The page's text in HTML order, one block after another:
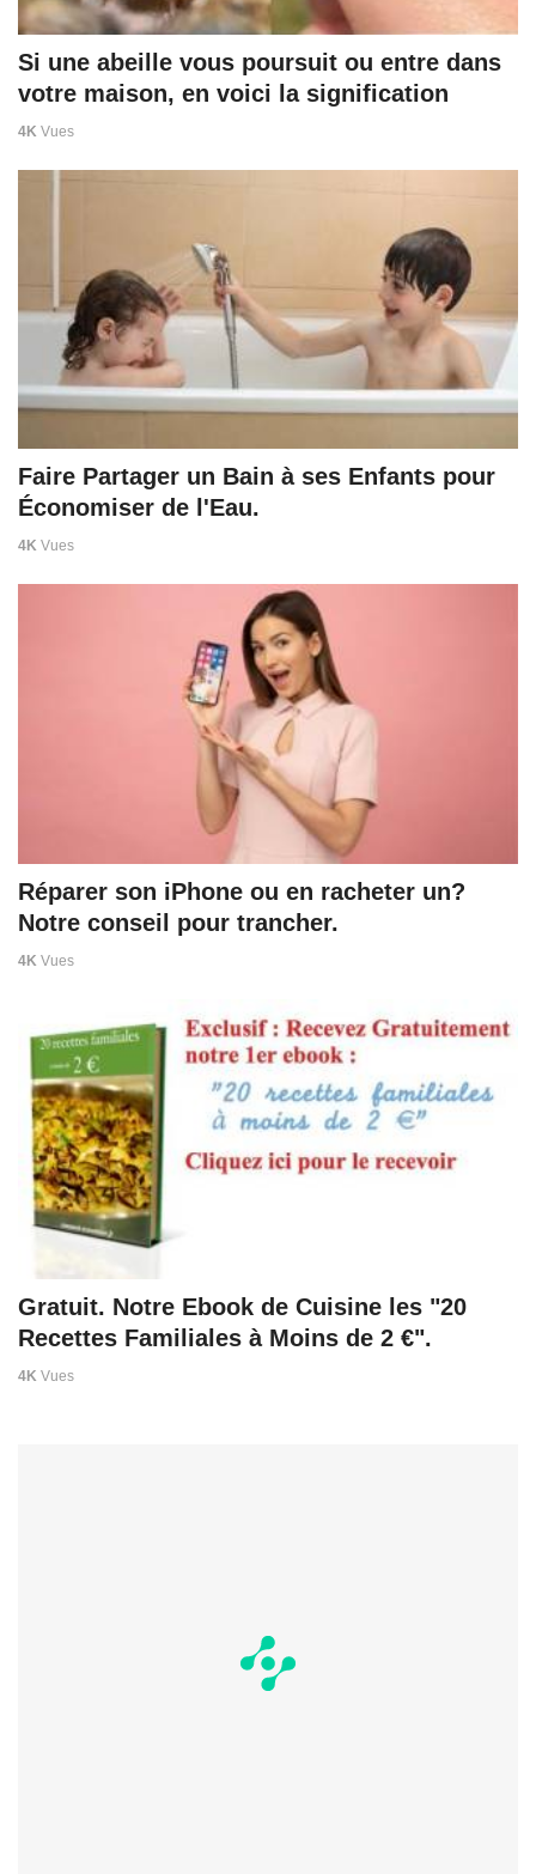
Si une abeille vous poursuit ou entre dans
votre maison, en voici la signification
4K Vues
Faire Partager un Bain à ses Enfants pour
Économiser de l'Eau.
4K Vues
Réparer son iPhone ou en racheter un?
Notre conseil pour trancher.
4K Vues
Gratuit. Notre Ebook de Cuisine les "20
Recettes Familiales à Moins de 2 €".
4K Vues